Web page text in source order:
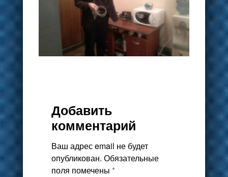
Добавить
комментарий
Ваш адрес email не будет
опубликован. Обязательные
поля помечены *